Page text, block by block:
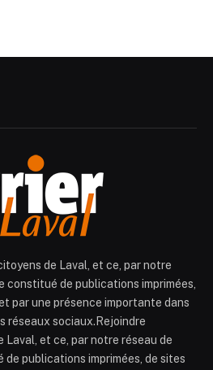
de Laval, et ce, par notre
constitué de publications imprimées,
par une présence importante dans
réseaux sociaux.Rejoindre
Laval, et ce, par notre réseau de
publications imprimées, de sites